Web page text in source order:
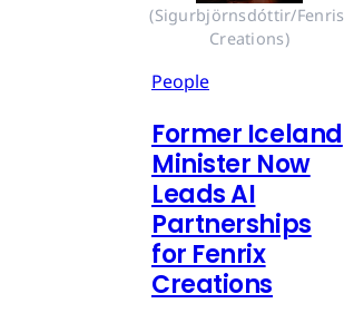
(Sigurbjörnsdóttir/Fenris
Creations)
People
Former Iceland
Minister Now
Leads AI
Partnerships
for Fenrix
Creations